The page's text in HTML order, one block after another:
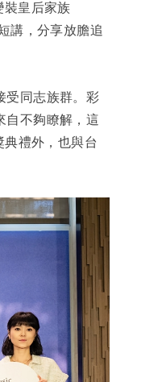
裝皇后家族
講，分享放膽追
受同志族群。彩
自不夠瞭解，這
禮外，也與台